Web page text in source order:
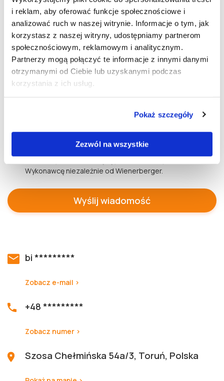
i reklam, aby oferować funkcje społecznościowe i
analizować ruch w naszej witrynie. Informacje o tym, jak
korzystasz z naszej witryny, udostępniamy partnerom
społecznościowym, reklamowym i analitycznym.
Partnerzy mogą połączyć te informacje z innymi danymi
otrzymanymi od Ciebie lub uzyskanymi podczas
korzystania z ich usług.
Pokaż szczegóły
Zezwól na wszystkie
* Wyrażam zgodę na udostępnienie przez Wienerberger
podanych w formularzu danych wskazanemu powyżej
odpowiedzi na zadane pytania. Zapoznałem/am się z
zgody w dowolnym momencie (bez wpływu na
przetwarzanie przed jej wycofaniem). Jestem
Wykonawcę niezależnie od Wienerberger.
bi *********
Zobacz e-mail >
+48 *********
Zobacz numer >
Szosa Chełmińska 54a/3, Toruń, Polska